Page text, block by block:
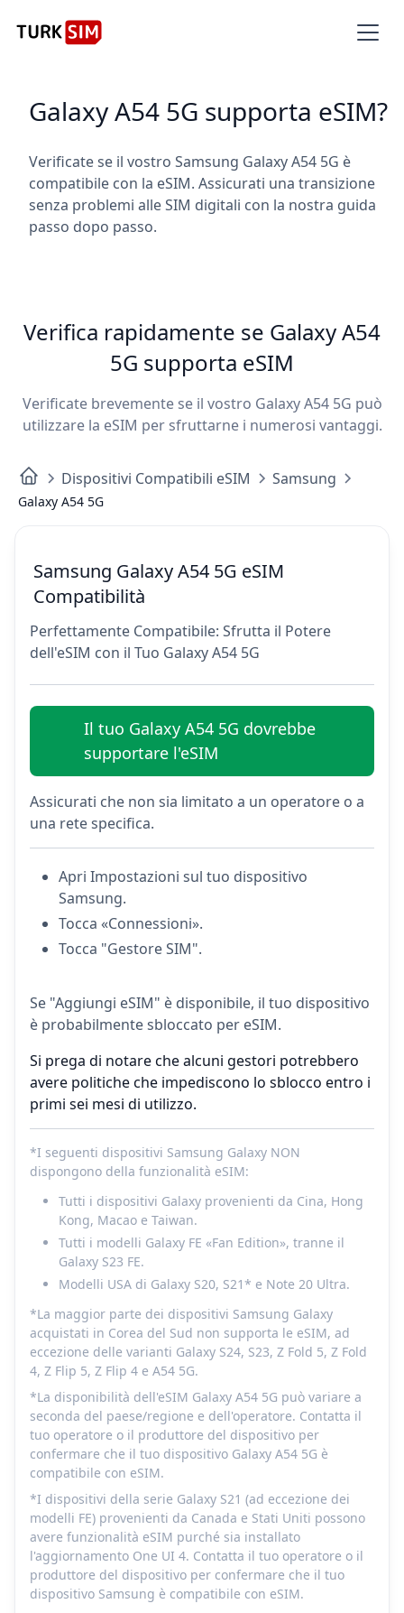
Galaxy A54 5G supporta eSIM?
Verificate se il vostro Samsung Galaxy A54 5G è
compatibile con la eSIM. Assicurati una transizione
senza problemi alle SIM digitali con la nostra guida
passo dopo passo.
Verifica rapidamente se Galaxy A54
5G supporta eSIM
Verificate brevemente se il vostro Galaxy A54 5G può
utilizzare la eSIM per sfruttarne i numerosi vantaggi.
Dispositivi Compatibili eSIM Samsung
Galaxy A54 5G
Samsung Galaxy A54 5G eSIM
Compatibilità
Perfettamente Compatibile: Sfrutta il Potere
dell'eSIM con il Tuo Galaxy A54 5G
Il tuo Galaxy A54 5G dovrebbe
supportare l'eSIM
Assicurati che non sia limitato a un operatore o a
una rete specifica.
Apri Impostazioni sul tuo dispositivo
Samsung.
Tocca «Connessioni».
Tocca "Gestore SIM".
Se "Aggiungi eSIM" è disponibile, il tuo dispositivo
è probabilmente sbloccato per eSIM.
Si prega di notare che alcuni gestori potrebbero
avere politiche che impediscono lo sblocco entro i
primi sei mesi di utilizzo.
*I seguenti dispositivi Samsung Galaxy NON
dispongono della funzionalità eSIM:
Tutti i dispositivi Galaxy provenienti da Cina, Hong
Kong, Macao e Taiwan.
Tutti i modelli Galaxy FE «Fan Edition», tranne il
Galaxy S23 FE.
Modelli USA di Galaxy S20, S21* e Note 20 Ultra.
*La maggior parte dei dispositivi Samsung Galaxy
acquistati in Corea del Sud non supporta le eSIM, ad
eccezione delle varianti Galaxy S24, S23, Z Fold 5, Z Fold
4, Z Flip 5, Z Flip 4 e A54 5G.
*La disponibilità dell'eSIM Galaxy A54 5G può variare a
seconda del paese/regione e dell'operatore. Contatta il
tuo operatore o il produttore del dispositivo per
confermare che il tuo dispositivo Galaxy A54 5G è
compatibile con eSIM.
*I dispositivi della serie Galaxy S21 (ad eccezione dei
modelli FE) provenienti da Canada e Stati Uniti possono
avere funzionalità eSIM purché sia installato
l'aggiornamento One UI 4. Contatta il tuo operatore o il
produttore del dispositivo per confermare che il tuo
dispositivo Samsung è compatibile con eSIM.